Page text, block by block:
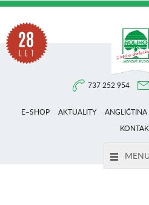
737 252 954
E–SHOP AKTUALITY
MENU